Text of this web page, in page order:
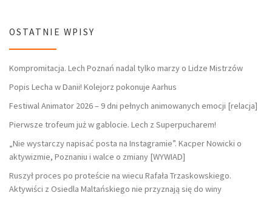
OSTATNIE WPISY
Kompromitacja. Lech Poznań nadal tylko marzy o Lidze Mistrzów
Popis Lecha w Danii! Kolejorz pokonuje Aarhus
Festiwal Animator 2026 – 9 dni pełnych animowanych emocji [relacja]
Pierwsze trofeum już w gablocie. Lech z Superpucharem!
„Nie wystarczy napisać posta na Instagramie”. Kacper Nowicki o
aktywizmie, Poznaniu i walce o zmiany [WYWIAD]
Ruszył proces po proteście na wiecu Rafała Trzaskowskiego.
Aktywiści z Osiedla Maltańskiego nie przyznają się do winy